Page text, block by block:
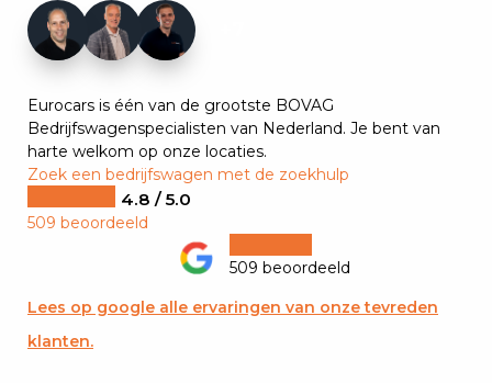
Eurocars is één van de grootste BOVAG
Bedrijfswagenspecialisten van Nederland. Je bent van
harte welkom op onze locaties.
Zoek een bedrijfswagen met de zoekhulp
4.8 / 5.0
509 beoordeeld
509 beoordeeld
Lees op google alle ervaringen van onze tevreden
klanten.